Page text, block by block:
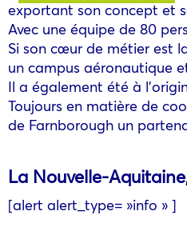
exportant son concept et
Avec une équipe de 80
Si son cœur de métier est
un campus aéronautique
Il a également été à
Toujours en matière de
de Farnborough un
La Nouvelle-
[alert alert_type= »info » ]